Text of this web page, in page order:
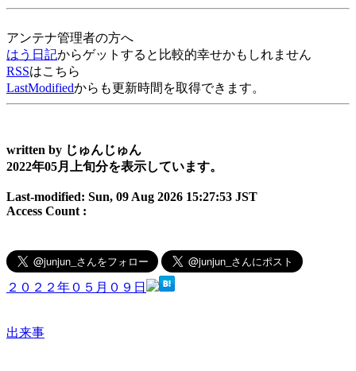
アンテナ管理者の方へ
はう日記からゲットすると比較的幸せかもしれません
RSSはこちら
LastModifiedからも更新時間を取得できます。
written by じゅんじゅん
2022年05月上旬分を表示しています。
Last-modified: Sun, 09 Aug 2026 15:27:53 JST
Access Count :
２０２２年０５月０９日
出来事